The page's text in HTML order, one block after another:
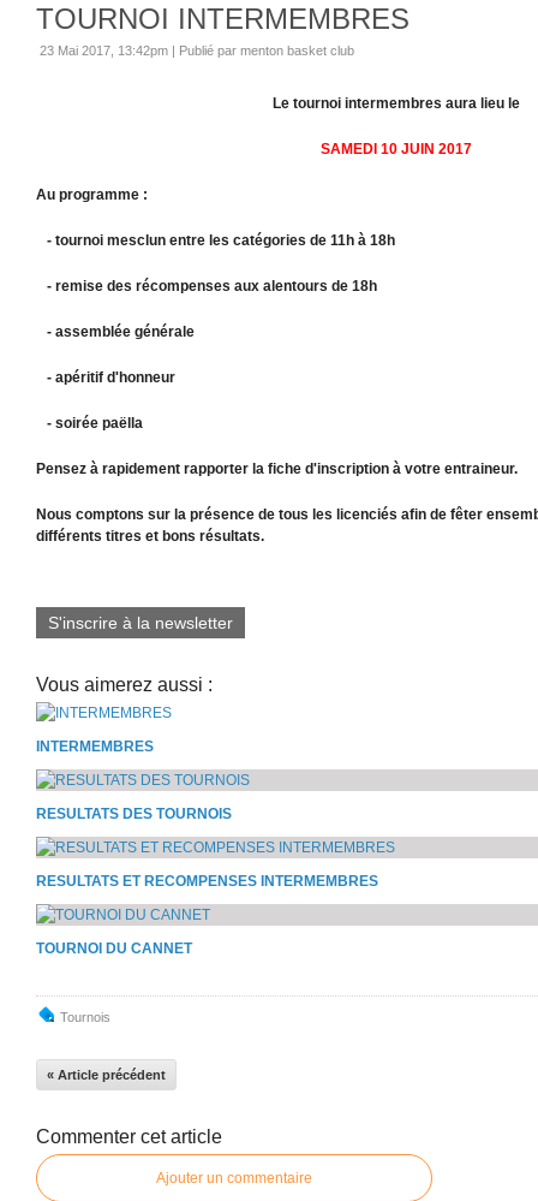
TOURNOI INTERMEMBRES
23 Mai 2017, 13:42pm | Publié par menton basket club
Le tournoi intermembres aura lieu le
SAMEDI 10 JUIN 2017
Au programme :
- tournoi mesclun entre les catégories de 11h à 18h
- remise des récompenses aux alentours de 18h
- assemblée générale
- apéritif d'honneur
- soirée paëlla
Pensez à rapidement rapporter la fiche d'inscription à votre entraineur.
Nous comptons sur la présence de tous les licenciés afin de fêter
différents titres et bons résultats.
S'inscrire à la newsletter
Vous aimerez aussi :
INTERMEMBRES
RESULTATS DES TOURNOIS
RESULTATS ET RECOMPENSES INTERMEMBRES
TOURNOI DU CANNET
Tournois
« Article précédent
Commenter cet article
Ajouter un commentaire